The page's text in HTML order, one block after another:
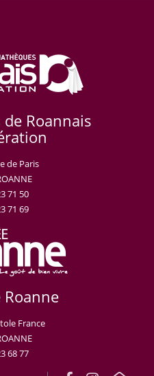
Roannais
de Paris
71 50
71 69
Roanne
France
68 77